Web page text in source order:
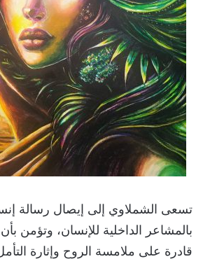
تسعى الشملاوي إلى إيصال رسالة
بالمشاعر الداخلية للإنسان، وتؤمن
قادرة على ملامسة الروح وإثارة